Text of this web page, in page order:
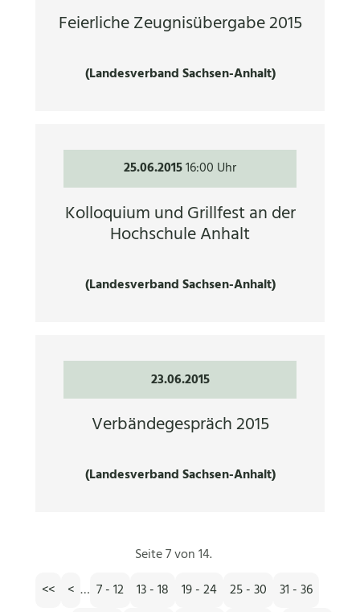
Feierliche Zeugnisübergabe 2015
(Landesverband Sachsen-Anhalt)
25.06.201516:00 Uhr
Kolloquium und Grillfest an der
Hochschule Anhalt
(Landesverband Sachsen-Anhalt)
23.06.2015
Verbändegespräch 2015
(Landesverband Sachsen-Anhalt)
Seite 7 von 14.
<<
< … 7 - 12 13 - 18 19 - 24 25 - 30
31 - 36